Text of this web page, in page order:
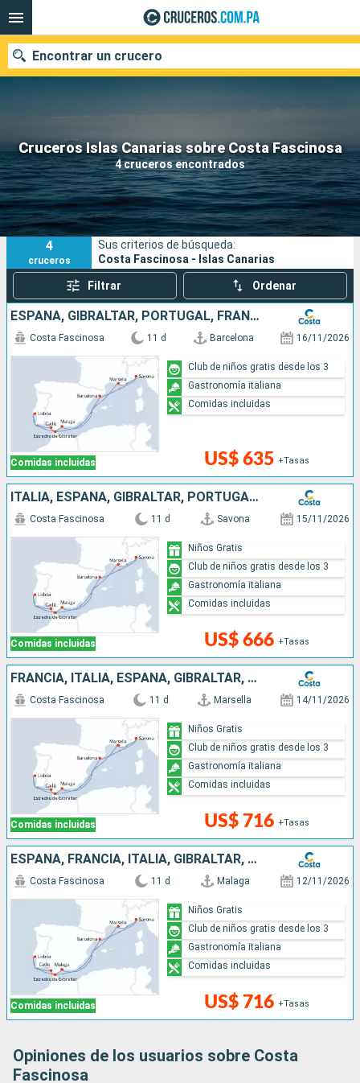
Cruceros Islas Canarias sobre Costa Fascinosa
4 cruceros encontrados
Encontrar un crucero
Nuestros destinos
Fecha de salida
Puertos Compañías
Buscar
4
cruceros
Sus criterios de búsqueda:
Costa Fascinosa - Islas Canarias
Filtrar Ordenar
ESPAÑA, GIBRALTAR, PORTUGAL, FRANCIA, ITALIA
Comidas incluidas
Costa Fascinosa 11 d Barcelona 16/11/2026
US$ 635 +Tasas
Club de niños gratis desde los 3
Gastronomía italiana
Comidas incluidas
ITALIA, ESPAÑA, GIBRALTAR, PORTUGAL, FRANCIA
Comidas incluidas
Costa Fascinosa 11 d Savona 15/11/2026
US$ 666 +Tasas
Niños Gratis
Club de niños gratis desde los 3
Gastronomía italiana
Comidas incluidas
FRANCIA, ITALIA, ESPAÑA, GIBRALTAR, PORTUGAL
Comidas incluidas
Costa Fascinosa 11 d Marsella 14/11/2026
US$ 716 +Tasas
Niños Gratis
Club de niños gratis desde los 3
Gastronomía italiana
Comidas incluidas
ESPAÑA, FRANCIA, ITALIA, GIBRALTAR, PORTUGAL
Comidas incluidas
Costa Fascinosa 11 d Malaga 12/11/2026
US$ 716 +Tasas
Niños Gratis
Club de niños gratis desde los 3
Gastronomía italiana
Comidas incluidas
Opiniones de los usuarios sobre Costa
Fascinosa